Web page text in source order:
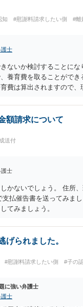
知 #慰謝料請求したい側 #離
護士
ないか検討することに
養育費を取ることがで
費は算出されますので
すこともできます。 仮
話し合いをしっかりして
可能性があります。 いず
と思われますので、一度
をされたほうがよろしい
額請求について
送付
護士
かないでしょう。 住所
払催告書を送ってみま
てみましょう。
げられました。
#慰謝料請求したい側 #子の
に強い弁護士
護士